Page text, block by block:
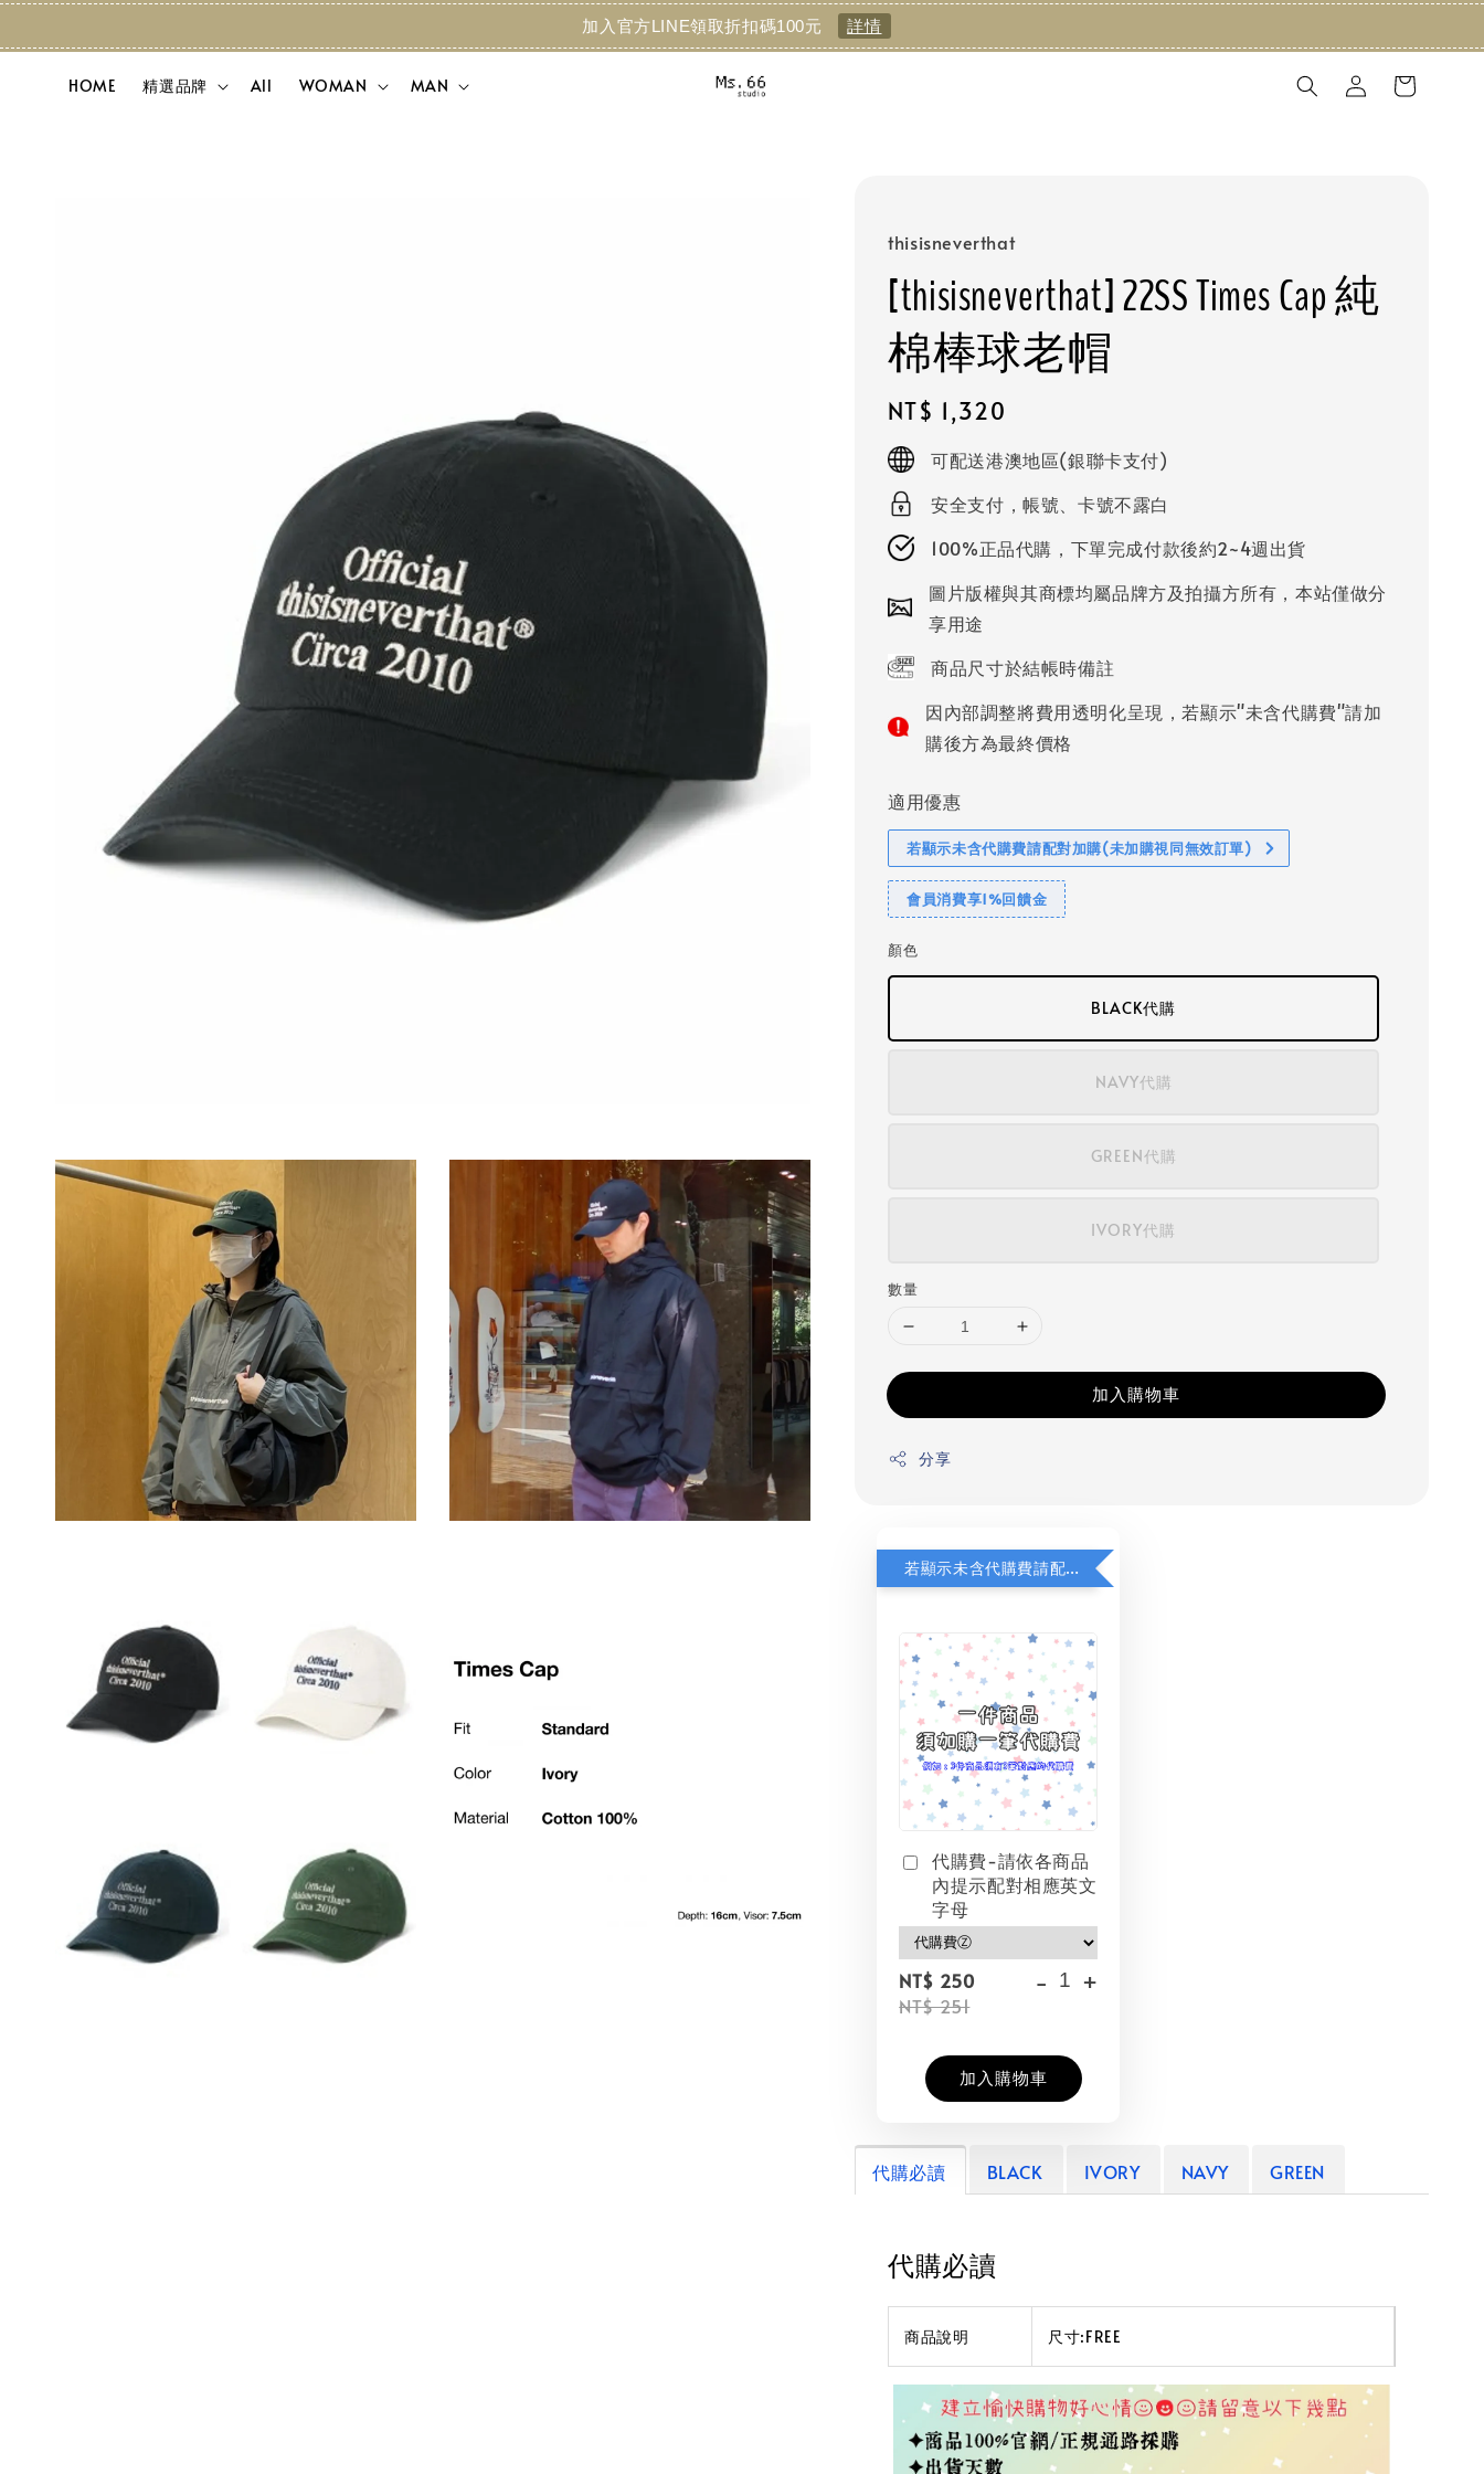
加入官方LINE領取折扣碼100元 詳情
HOME 精選品牌 All WOMAN MAN
thisisneverthat
[thisisneverthat] 22SS Times Cap 純
棉棒球老帽
Regular
price
NT$ 1,320
可配送港澳地區(銀聯卡支付)
安全支付，帳號、卡號不露白
100%正品代購，下單完成付款後約2~4週出貨
圖片版權與其商標均屬品牌方及拍攝方所有，本站僅做分
享用途
商品尺寸於結帳時備註
因內部調整將費用透明化呈現，若顯示"未含代購費"請加
購後方為最終價格
適用優惠
若顯示未含代購費請配對加購(未加購視同無效訂單)
會員消費享1%回饋金
顏色
BLACK代購
NAVY代購
GREEN代購
IVORY代購
數量
加入購物車
分享
若顯示未含代購費請配對加購(未加購視同無效訂單)
代購費-請依各商品
內提示配對相應英文
字母
NT$ 250
NT$ 251
- +
加入購物車
代購必讀 BLACK IVORY NAVY GREEN
代購必讀
商品說明 尺寸:FREE